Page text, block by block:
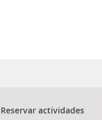
Reservar actividades